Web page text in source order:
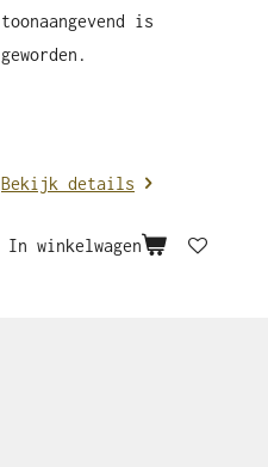
toonaangevend is
geworden.
Bekijk details
In winkelwagen